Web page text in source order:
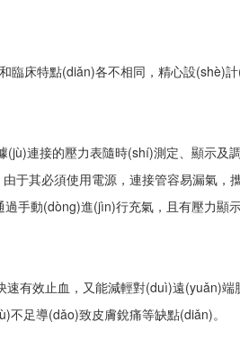
臨床特點(diǎn)各不相同，精心設(shè)
連接的壓力表隨時(shí)測定、顯示及調
須使用電源，連接管容易漏氣
動(dòng)進(jìn)行充氣，且有壓力顯示裝
速有效止血，又能減輕對(duì)遠(yuǎn)
不足導(dǎo)致皮膚銳痛等缺點(diǎn)。